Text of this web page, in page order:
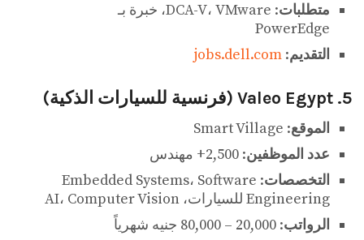
متطلبات
: DCA-V، VMware، خبرة بـ
PowerEdge
التقديم:
jobs.dell.com
5. Valeo Egypt (فرنسية للسيارات الذكية)
الموقع: Smart Village
عدد الموظفين: 2,500+ مهندس
التخصصات : Embedded Systems، Software
Engineering للسيارات، AI، Computer Vision
الرواتب: 20,000 – 80,000 جنيه شهرياً